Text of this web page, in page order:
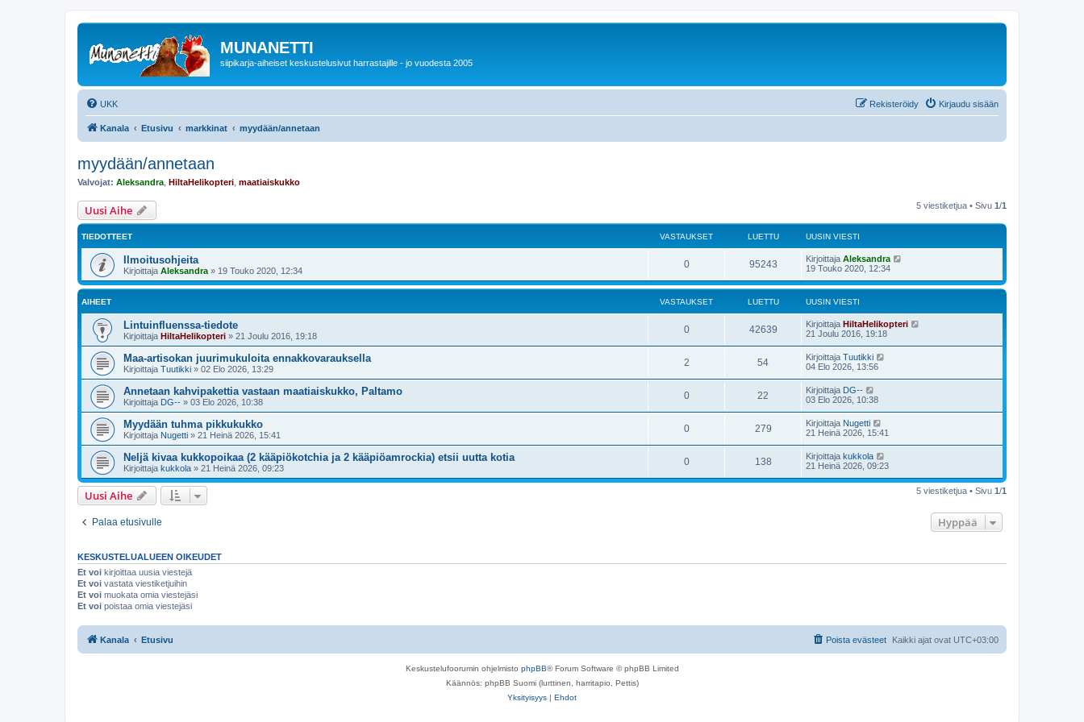
MUNANETTI
siipikarja-aiheiset keskustelusivut harrastajille - jo vuodesta 2005
UKK Kirjaudu sisään
Rekisteröidy
Kanala Etusivu markkinat myydään/annetaan
myydään/annetaan
Valvojat: Aleksandra HiltaHelikopteri maatiaiskukko
Uusi Aihe 5 viestiketjua • Sivu 1/1
TIEDOTTEET VASTAUKSET LUETTU UUSIN VIESTI
Ilmoitusohjeita
Kirjoittaja Aleksandra » 19 Touko 2020, 12:34
0 95243 Kirjoittaja Aleksandra
19 Touko 2020, 12:34
AIHEET VASTAUKSET LUETTU UUSIN VIESTI
Lintuinfluenssa-tiedote
Kirjoittaja HiltaHelikopteri » 21 Joulu 2016, 19:18
0 42639 Kirjoittaja HiltaHelikopteri
21 Joulu 2016, 19:18
Maa-artisokan juurimukuloita ennakkovarauksella
Kirjoittaja Tuutikki » 02 Elo 2026, 13:29
2 54 Kirjoittaja Tuutikki
04 Elo 2026, 13:56
Annetaan kahvipakettia vastaan maatiaiskukko, Paltamo
Kirjoittaja DG-- » 03 Elo 2026, 10:38
0 22 Kirjoittaja DG--
03 Elo 2026, 10:38
Myydään tuhma pikkukukko
Kirjoittaja Nugetti » 21 Heinä 2026, 15:41
0 279 Kirjoittaja Nugetti
21 Heinä 2026, 15:41
Neljä kivaa kukkopoikaa (2 kääpiökotchia ja 2 kääpiöamrockia) etsii uutta kotia
Kirjoittaja kukkola » 21 Heinä 2026, 09:23
0 138 Kirjoittaja kukkola
21 Heinä 2026, 09:23
Uusi Aihe 5 viestiketjua • Sivu 1/1
Palaa etusivulle Hyppää
KESKUSTELUALUEEN OIKEUDET
Et voi kirjoittaa uusia viestejä
Et voi vastata viestiketjuihin
Et voi muokata omia viestejäsi
Et voi poistaa omia viestejäsi
Kanala Etusivu Kaikki ajat ovat UTC+03:00
Poista evästeet
Keskustelufoorumin ohjelmisto phpBB® Forum Software © phpBB Limited
Käännös: phpBB Suomi (lurttinen, harritapio, Pettis)
Yksityisyys | Ehdot